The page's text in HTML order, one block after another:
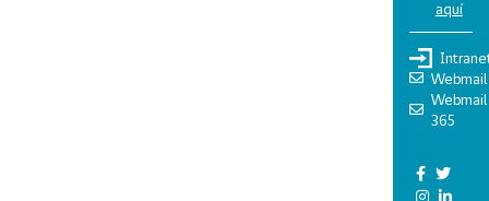
aquí
Webmail
Webmail
365